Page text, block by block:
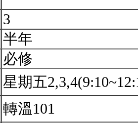
3
半年
必修
星期五
轉溫101